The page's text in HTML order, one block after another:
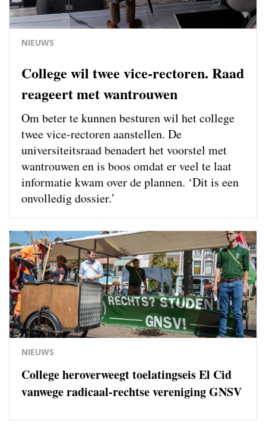
NIEUWS
College wil twee vice-rectoren. Raad
reageert met wantrouwen
Om beter te kunnen besturen wil het college
twee vice-rectoren aanstellen. De
universiteitsraad benadert het voorstel met
wantrouwen en is boos omdat er veel te laat
informatie kwam over de plannen. ‘Dit is een
onvolledig dossier.’
NIEUWS
College heroverweegt toelatingseis El Cid
vanwege radicaal-rechtse vereniging GNSV